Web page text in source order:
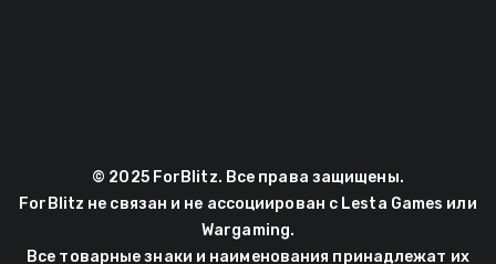
© 2025 ForBlitz. Все права защищены.
ForBlitz не связан и не ассоциирован с Lesta Games или
Wargaming.
Все товарные знаки и наименования принадлежат их